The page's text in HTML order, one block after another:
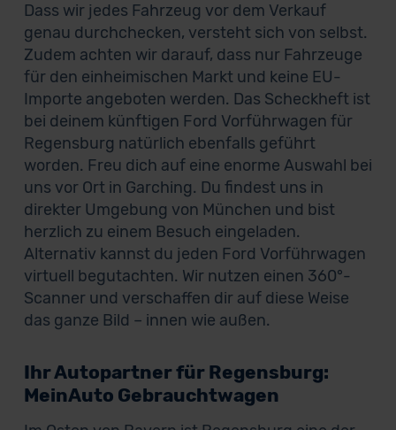
Dass wir jedes Fahrzeug vor dem Verkauf
genau durchchecken, versteht sich von selbst.
Zudem achten wir darauf, dass nur Fahrzeuge
für den einheimischen Markt und keine EU-
Importe angeboten werden. Das Scheckheft ist
bei deinem künftigen Ford Vorführwagen für
Regensburg natürlich ebenfalls geführt
worden. Freu dich auf eine enorme Auswahl bei
uns vor Ort in Garching. Du findest uns in
direkter Umgebung von München und bist
herzlich zu einem Besuch eingeladen.
Alternativ kannst du jeden Ford Vorführwagen
virtuell begutachten. Wir nutzen einen 360°-
Scanner und verschaffen dir auf diese Weise
das ganze Bild – innen wie außen.
Ihr Autopartner für Regensburg:
MeinAuto Gebrauchtwagen